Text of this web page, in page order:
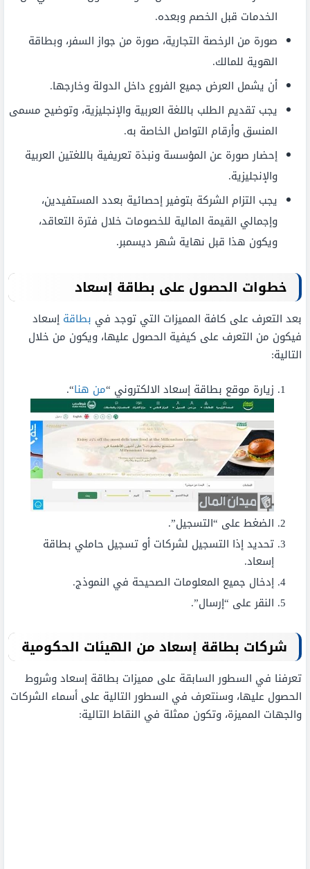
الخدمات قبل الخصم وبعده.
صورة من الرخصة التجارية، صورة من جواز السفر، وبطاقة
الهوية للمالك.
أن يشمل العرض جميع الفروع داخل الدولة وخارجها.
يجب تقديم الطلب باللغة العربية والإنجليزية، وتوضيح مسمى
المنسق وأرقام التواصل الخاصة به.
إحضار صورة عن المؤسسة ونبذة تعريفية باللغتين العربية
والإنجليزية.
يجب التزام الشركة بتوفير إحصائية بعدد المستفيدين،
وإجمالي القيمة المالية للخصومات خلال فترة التعاقد،
ويكون هذا قبل نهاية شهر ديسمبر.
خطوات الحصول على بطاقة إسعاد
بعد التعرف على كافة المميزات التي توجد في بطاقة إسعاد
فيكون من التعرف على كيفية الحصول عليها، ويكون من خلال
التالية:
زيارة موقع بطاقة إسعاد الالكتروني “من هنا“.
الضغط على “التسجيل”.
تحديد إذا التسجيل لشركات أو تسجيل حاملي بطاقة
إسعاد.
إدخال جميع المعلومات الصحيحة في النموذج.
النقر على “إرسال”.
شركات بطاقة إسعاد من الهيئات الحكومية
تعرفنا في السطور السابقة على مميزات بطاقة إسعاد وشروط
الحصول عليها، وسنتعرف في السطور التالية على أسماء الشركات
والجهات المميزة، وتكون ممثلة في النقاط التالية: